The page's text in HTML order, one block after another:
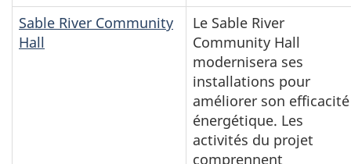
Sable River Community
Hall
Le Sable River
Community Hall
modernisera ses
installations pour
améliorer son efficacité
énergétique. Les
activités du projet
comprennent